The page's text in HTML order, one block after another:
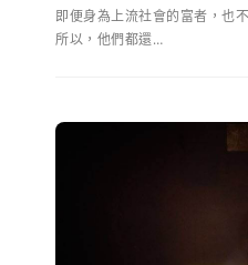
即便身為上流社會的富者，也
所以，他們都還…